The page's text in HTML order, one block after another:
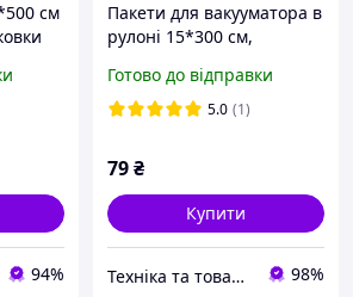
см
94%
Пакети для вакууматора в
рулоні 15*300 см,
ковбас, Рулон для
вакуумування
Готово до відправки
5.0 (1)
79₴
Купити
Техніка та товари для дому 98%